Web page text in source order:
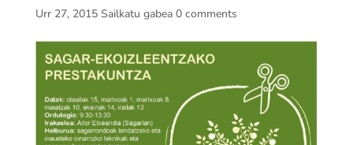
Urr 27, 2015 Sailkatu gabea 0 comments